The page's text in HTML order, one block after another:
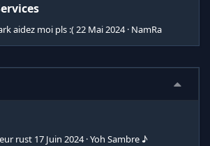
aidez moi pls :(22 Mai 2024 NamRa
rust 17 Juin 2024 Yoh Sambre ♪